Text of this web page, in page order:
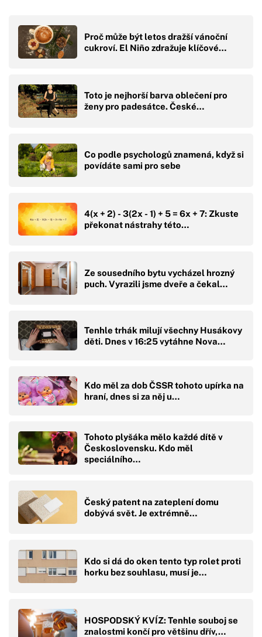
Proč může být letos dražší vánoční
cukroví. El Niño zdražuje klíčové…
Toto je nejhorší barva oblečení pro
ženy pro padesátce. České…
Co podle psychologů znamená, když si
povídáte sami pro sebe
4(x + 2) - 3(2x - 1) + 5 = 6x + 7: Zkuste
překonat nástrahy této…
Ze sousedního bytu vycházel hrozný
puch. Vyrazili jsme dveře a čekal…
Tenhle trhák milují všechny Husákovy
děti. Dnes v 16:25 vytáhne Nova…
Kdo měl za dob ČSSR tohoto upírka na
hraní, dnes si za něj u…
Tohoto plyšáka mělo každé dítě v
Československu. Kdo měl
speciálního…
Český patent na zateplení domu
dobývá svět. Je extrémně…
Kdo si dá do oken tento typ rolet proti
horku bez souhlasu, musí je…
HOSPODSKÝ KVÍZ: Tenhle souboj se
znalostmi končí pro většinu dřív,…